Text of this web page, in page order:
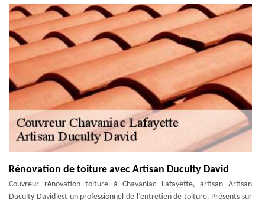
Rénovation de toiture avec Artisan Duculty David
Couvreur rénovation toiture à Chavaniac Lafayette, artisan Artisan
Duculty David est un professionnel de l’entretien de toiture. Présents sur